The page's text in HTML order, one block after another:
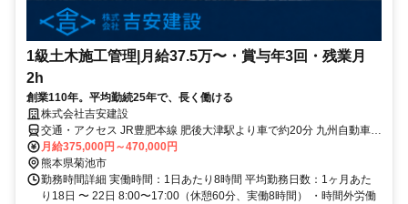
1級土木施工管理|月給37.5万〜・賞与年3回・残業月
2h
創業110年。平均勤続25年で、長く働ける
株式会社吉安建設
交通・アクセス JR豊肥本線 肥後大津駅より車で約20分 九州自動車道
植木ICより車で約15分
月給375,000円～470,000円
熊本県菊池市
勤務時間詳細 実働時間：1日あたり8時間 平均勤務日数：1ヶ月あた
り18日 〜 22日 8:00〜17:00（休憩60分、実働8時間） ・時間外労働